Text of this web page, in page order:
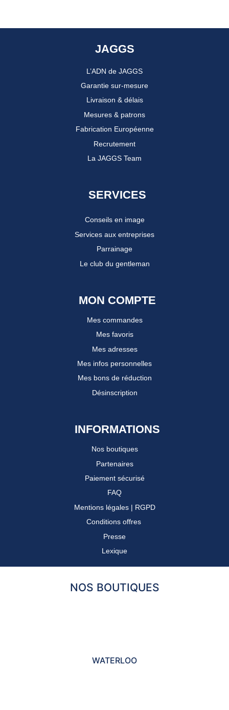
JAGGS
L’ADN de JAGGS
Garantie sur-mesure
Livraison & délais
Mesures & patrons
Fabrication Européenne
Recrutement
La JAGGS Team
SERVICES
Conseils en image
Services aux entreprises
Parrainage
Le club du gentleman
MON COMPTE
Mes commandes
Mes favoris
Mes adresses
Mes infos personnelles
Mes bons de réduction
Désinscription
INFORMATIONS
Nos boutiques
Partenaires
Paiement sécurisé
FAQ
Mentions légales| RGPD
Conditions offres
Presse
Lexique
NOS BOUTIQUES
WATERLOO